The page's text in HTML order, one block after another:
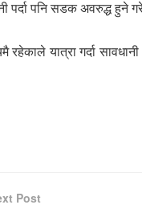
पर्दा पनि सडक अवरुद्ध हुने
यात्रा गर्दा सावधानी
Post